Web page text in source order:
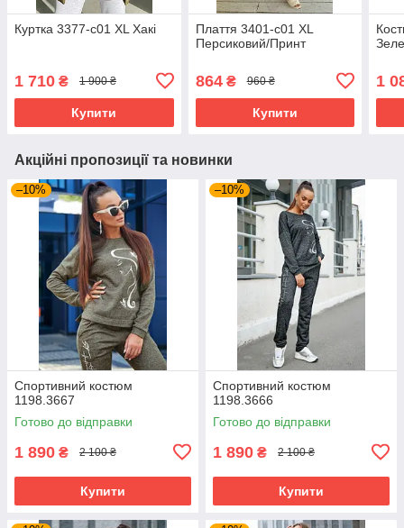
Куртка 3377-c01 XL Хакі
1 710 ₴ 1 900 ₴
Купити
Плаття 3401-c01 XL
Персиковий/Принт
864₴ 960 ₴
Купити
1
Акційні пропозиції та новинки
–10%
Спортивний костюм
1198.3667
Готово до відправки
1 890 ₴ 2 100 ₴
Купити
–10%
Спортивний костюм
1198.3666
Готово до відправки
1 890 ₴ 2 100 ₴
Купити